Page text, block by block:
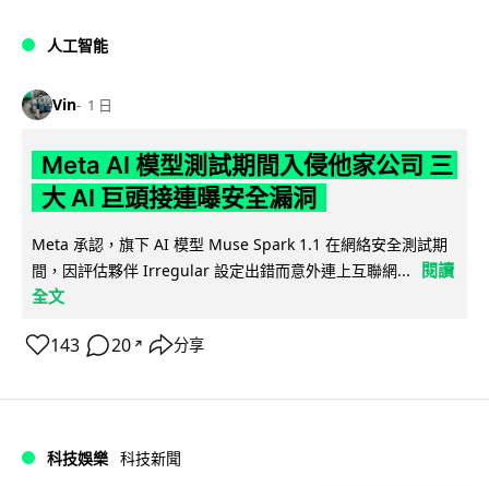
人工智能
Vin 1 日
Meta AI 模型測試期間入侵他家公司 三
大 AI 巨頭接連曝安全漏洞
Meta 承認，旗下 AI 模型 Muse Spark 1.1 在網絡安全測試期
間，因評估夥伴 Irregular 設定出錯而意外連上互聯網...
閱讀
全文
143 20 ↗ 分享
科技娛樂 科技新聞